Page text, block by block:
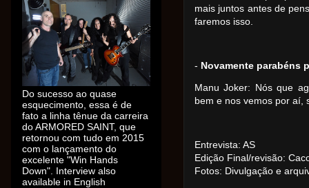
mais juntos antes de
faremos isso.
- Novamente parabéns
Manu Joker: Nós que
bem e nos vemos por aí,
Entrevista: AS
Edição Final/revisão:
Fotos: Divulgação e
Do sucesso ao quase
esquecimento, essa é de
fato a linha tênue da carreira
do ARMORED SAINT, que
retornou com tudo em 2015
com o lançamento do
excelente "Win Hands
Down". Interview also
available in English